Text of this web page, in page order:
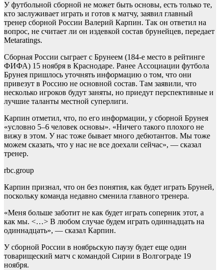
У футбольной сборной не может быть основы, есть только те,
кто заслуживает играть и готов к матчу, заявил главный
тренер сборной России Валерий Карпин. Так он ответил на
вопрос, не считает ли он издевкой состав брунейцев, передает
Metaratings.
Сборная России сыграет с Брунеем (184-е место в рейтинге
ФИФА) 15 ноября в Краснодаре. Ранее Ассоциации футбола
Брунея пришлось уточнять информацию о том, что они
привезут в Россию не основной состав. Там заявили, что
несколько игроков будут заняты, но приедут перспективные и
лучшие таланты местной суперлиги.
Карпин отметил, что, по его информации, у сборной Брунея
«условно 5–6 человек основы». «Ничего такого плохого не
вижу в этом. У нас тоже бывает много дебютантов. Мы тоже
можем сказать, что у нас не все доехали сейчас», — сказал
тренер.
rbc.group
Карпин признал, что он без понятия, как будет играть Бруней,
поскольку команда недавно сменила главного тренера.
«Меня больше заботит не как будет играть соперник этот, а
как мы. <…> В любом случае будем играть одиннадцать на
одиннадцать», — сказал Карпин.
У сборной России в ноябрьскую паузу будет еще один
товарищеский матч с командой Сирии в Волгограде 19
ноября.